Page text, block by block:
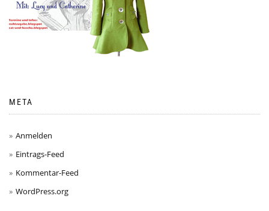
META
Anmelden
Eintrags-Feed
Kommentar-Feed
WordPress.org